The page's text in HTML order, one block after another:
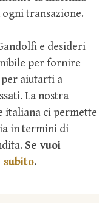
transazione.
e desideri
per fornire
per aiutarti a
La nostra
italiana ci permette
in termini di
Se vuoi
subito.